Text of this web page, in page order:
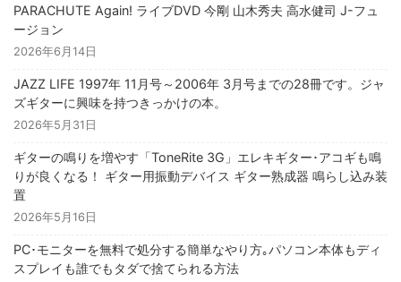
PARACHUTE Again! ライブDVD 今剛 山木秀夫 高水健司 J-フュ
ージョン
2026年6月14日
JAZZ LIFE 1997年 11月号～2006年 3月号までの28冊です。ジャ
ズギターに興味を持つきっかけの本。
2026年5月31日
ギターの鳴りを増やす「ToneRite 3G」エレキギター･アコギも鳴
りが良くなる！ ギター用振動デバイス ギター熟成器 鳴らし込み装
置
2026年5月16日
PC･モニターを無料で処分する簡単なやり方｡パソコン本体もディ
スプレイも誰でもタダで捨てられる方法